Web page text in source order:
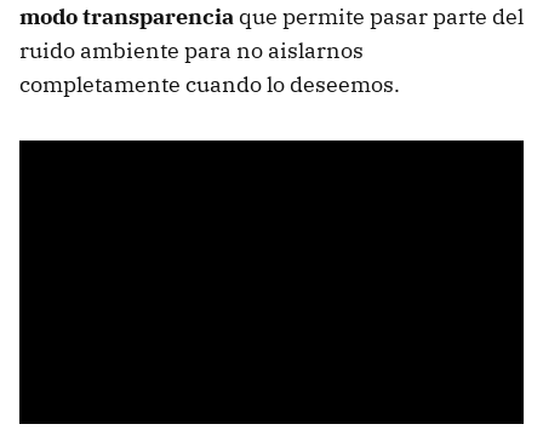
modo transparencia que permite pasar parte del
ruido ambiente para no aislarnos
completamente cuando lo deseemos.